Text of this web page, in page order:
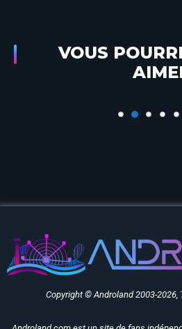
VOUS
Il était une fois… Toy
Copyright © Androland 2003-2026,